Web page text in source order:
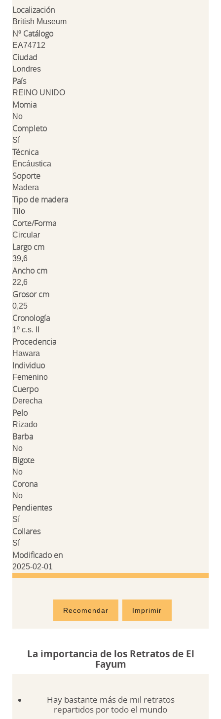
Localización
British Museum
Nº Catálogo
EA74712
Ciudad
Londres
País
REINO UNIDO
Momia
No
Completo
Sí
Técnica
Encáustica
Soporte
Madera
Tipo de madera
Tilo
Corte/Forma
Circular
Largo cm
39,6
Ancho cm
22,6
Grosor cm
0,25
Cronología
1º c.s. II
Procedencia
Hawara
Individuo
Femenino
Cuerpo
Derecha
Pelo
Rizado
Barba
No
Bigote
No
Corona
No
Pendientes
Sí
Collares
Sí
Modificado en
2025-02-01
Recomendar Imprimir
La importancia de los Retratos de El
Fayum
Hay bastante más de mil retratos
repartidos por todo el mundo